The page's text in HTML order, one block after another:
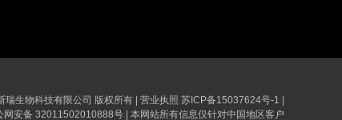
生物科技有限公司 版权所有 | 营业执照 苏ICP备15037624号-1 |
网安备 32011502010888号
本网站所有信息仅针对中国地区客户